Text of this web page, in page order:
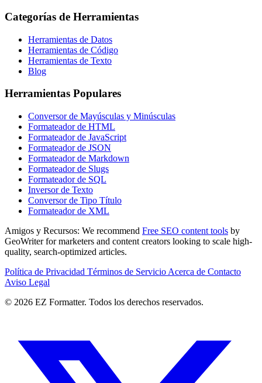
Categorías de Herramientas
Herramientas de Datos
Herramientas de Código
Herramientas de Texto
Blog
Herramientas Populares
Conversor de Mayúsculas y Minúsculas
Formateador de HTML
Formateador de JavaScript
Formateador de JSON
Formateador de Markdown
Formateador de Slugs
Formateador de SQL
Inversor de Texto
Conversor de Tipo Título
Formateador de XML
Amigos y Recursos: We recommend Free SEO content tools by
GeoWriter for marketers and content creators looking to scale high-
quality, search-optimized articles.
Política de Privacidad Términos de Servicio Acerca de Contacto
Aviso Legal
© 2026 EZ Formatter. Todos los derechos reservados.